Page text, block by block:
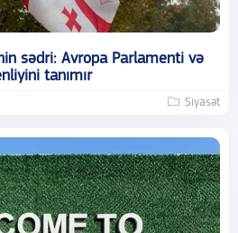
sədri: Avropa Parlamenti və
tanımır
Siyasət